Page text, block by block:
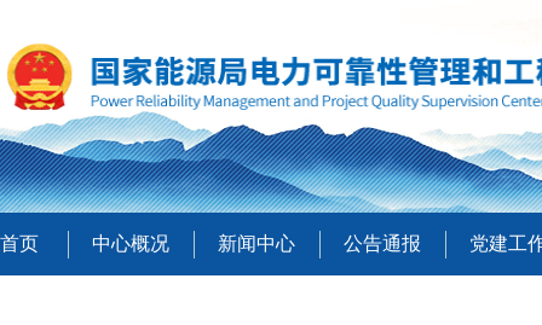
首页 中心概况 新闻中心 公告通报 党建工